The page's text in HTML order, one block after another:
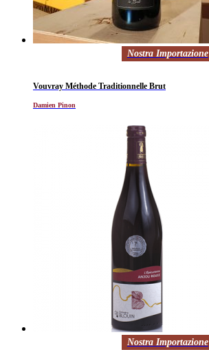
Nostra Importazione
Vouvray Méthode Traditionnelle Brut
Damien Pinon
Nostra Importazione